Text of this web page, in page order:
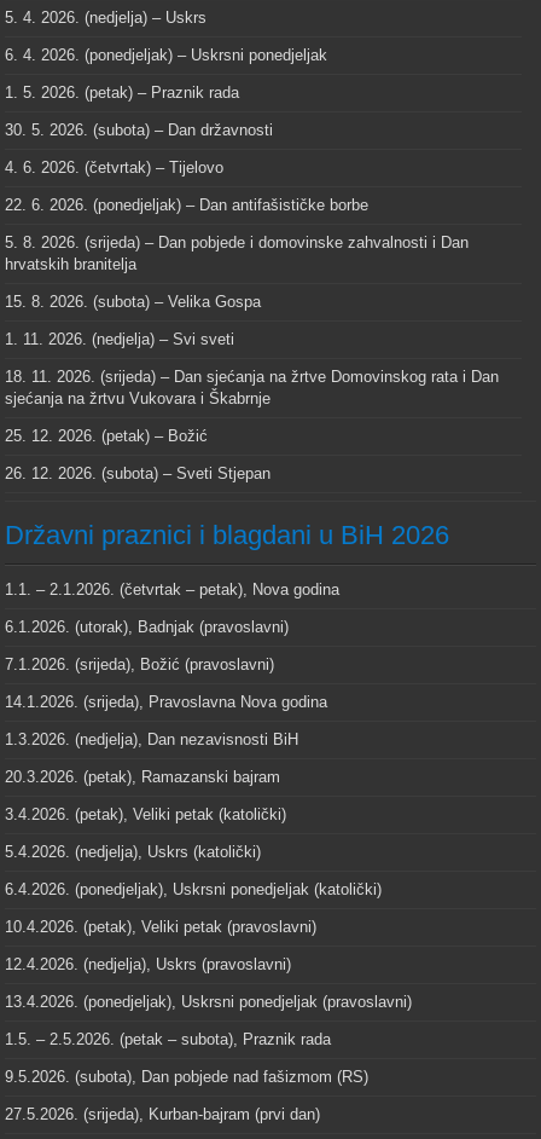
5. 4. 2026. (nedjelja) – Uskrs
6. 4. 2026. (ponedjeljak) – Uskrsni ponedjeljak
1. 5. 2026. (petak) – Praznik rada
30. 5. 2026. (subota) – Dan državnosti
4. 6. 2026. (četvrtak) – Tijelovo
22. 6. 2026. (ponedjeljak) – Dan antifašističke borbe
5. 8. 2026. (srijeda) – Dan pobjede i domovinske zahvalnosti i Dan
hrvatskih branitelja
15. 8. 2026. (subota) – Velika Gospa
1. 11. 2026. (nedjelja) – Svi sveti
18. 11. 2026. (srijeda) – Dan sjećanja na žrtve Domovinskog rata i Dan
sjećanja na žrtvu Vukovara i Škabrnje
25. 12. 2026. (petak) – Božić
26. 12. 2026. (subota) – Sveti Stjepan
Državni praznici i blagdani u BiH 2026
1.1. – 2.1.2026. (četvrtak – petak), Nova godina
6.1.2026. (utorak), Badnjak (pravoslavni)
7.1.2026. (srijeda), Božić (pravoslavni)
14.1.2026. (srijeda), Pravoslavna Nova godina
1.3.2026. (nedjelja), Dan nezavisnosti BiH
20.3.2026. (petak), Ramazanski bajram
3.4.2026. (petak), Veliki petak (katolički)
5.4.2026. (nedjelja), Uskrs (katolički)
6.4.2026. (ponedjeljak), Uskrsni ponedjeljak (katolički)
10.4.2026. (petak), Veliki petak (pravoslavni)
12.4.2026. (nedjelja), Uskrs (pravoslavni)
13.4.2026. (ponedjeljak), Uskrsni ponedjeljak (pravoslavni)
1.5. – 2.5.2026. (petak – subota), Praznik rada
9.5.2026. (subota), Dan pobjede nad fašizmom (RS)
27.5.2026. (srijeda), Kurban-bajram (prvi dan)